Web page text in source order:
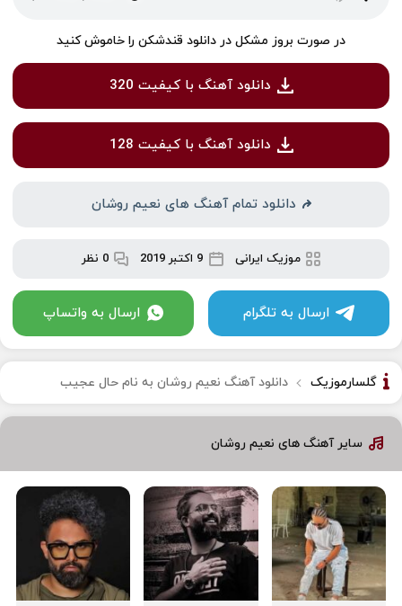
در صورت بروز مشکل در دانلود قندشکن را خاموش کنید
دانلود آهنگ با کیفیت 320
دانلود آهنگ با کیفیت 128
دانلود تمام آهنگ های نعیم روشان
موزیک ایرانی 9 اکتبر 2019 0 نظر
ارسال به تلگرام ارسال به واتساپ
گلسارموزیک دانلود آهنگ نعیم روشان به نام حال عجیب
سایر آهنگ های نعیم روشان